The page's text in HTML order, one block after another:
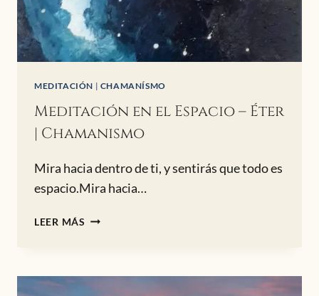
MEDITACIÓN | CHAMANÍSMO
Meditación en el Espacio – Éter
| Chamanismo
Mira hacia dentro de ti, y sentirás que todo es
espacio.Mira hacia…
LEER MÁS MEDITACIÓN